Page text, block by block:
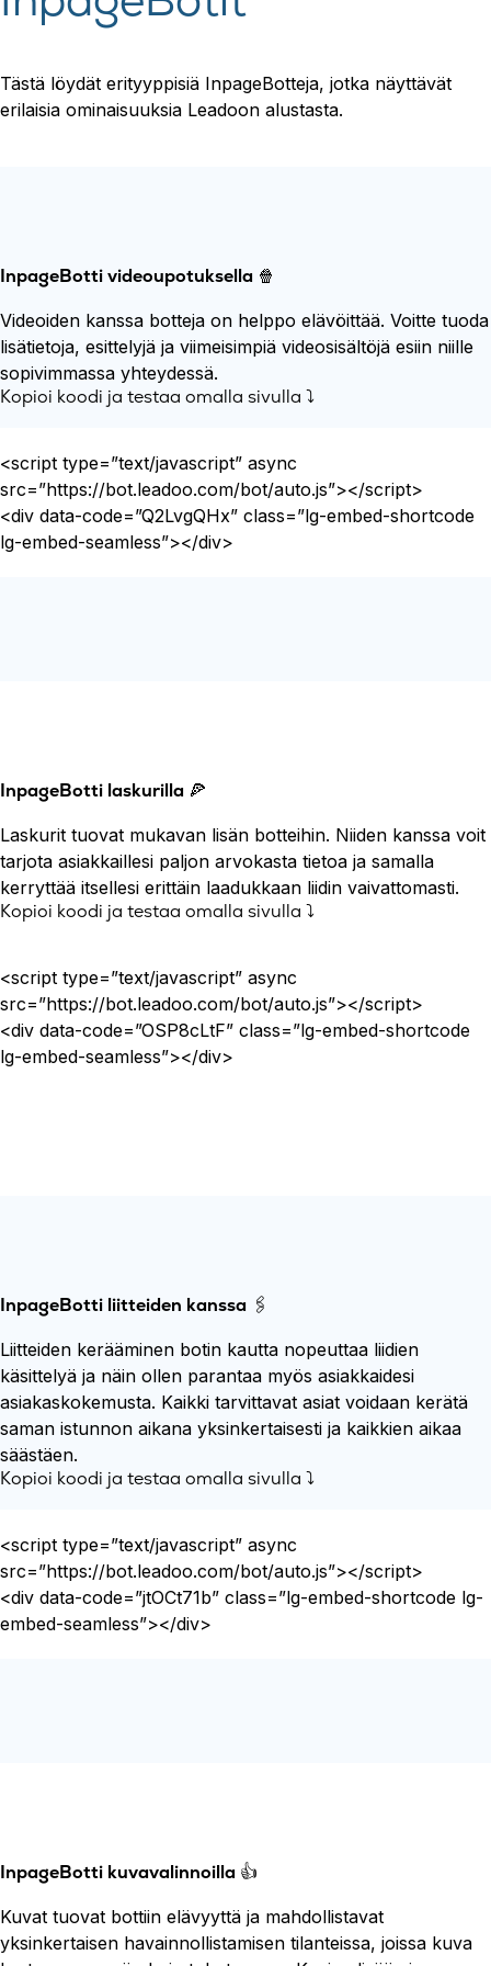
Tästä löydät erityyppisiä InpageBotteja, jotka näyttävät
erilaisia ominaisuuksia Leadoon alustasta.
InpageBotti videoupotuksella 🍿
Videoiden kanssa botteja on helppo elävöittää. Voitte tuoda
lisätietoja, esittelyjä ja viimeisimpiä videosisältöjä esiin niille
sopivimmassa yhteydessä.
Kopioi koodi ja testaa omalla sivulla ⤵️
<script type=”text/javascript” async
src=”https://bot.leadoo.com/bot/auto.js”></script>
<div data-code=”Q2LvgQHx” class=”lg-embed-shortcode
lg-embed-seamless”></div>
InpageBotti laskurilla 🍕
Laskurit tuovat mukavan lisän botteihin. Niiden kanssa voit
tarjota asiakkaillesi paljon arvokasta tietoa ja samalla
kerryttää itsellesi erittäin laadukkaan liidin vaivattomasti.
Kopioi koodi ja testaa omalla sivulla ⤵️
<script type=”text/javascript” async
src=”https://bot.leadoo.com/bot/auto.js”></script>
<div data-code=”OSP8cLtF” class=”lg-embed-shortcode
lg-embed-seamless”></div>
InpageBotti liitteiden kanssa 🖇️
Liitteiden kerääminen botin kautta nopeuttaa liidien
käsittelyä ja näin ollen parantaa myös asiakkaidesi
asiakaskokemusta. Kaikki tarvittavat asiat voidaan kerätä
saman istunnon aikana yksinkertaisesti ja kaikkien aikaa
säästäen.
Kopioi koodi ja testaa omalla sivulla ⤵️
<script type=”text/javascript” async
src=”https://bot.leadoo.com/bot/auto.js”></script>
<div data-code=”jtOCt71b” class=”lg-embed-shortcode lg-
embed-seamless”></div>
InpageBotti kuvavalinnoilla 👍
Kuvat tuovat bottiin elävyyttä ja mahdollistavat
yksinkertaisen havainnollistamisen tilanteissa, joissa kuva